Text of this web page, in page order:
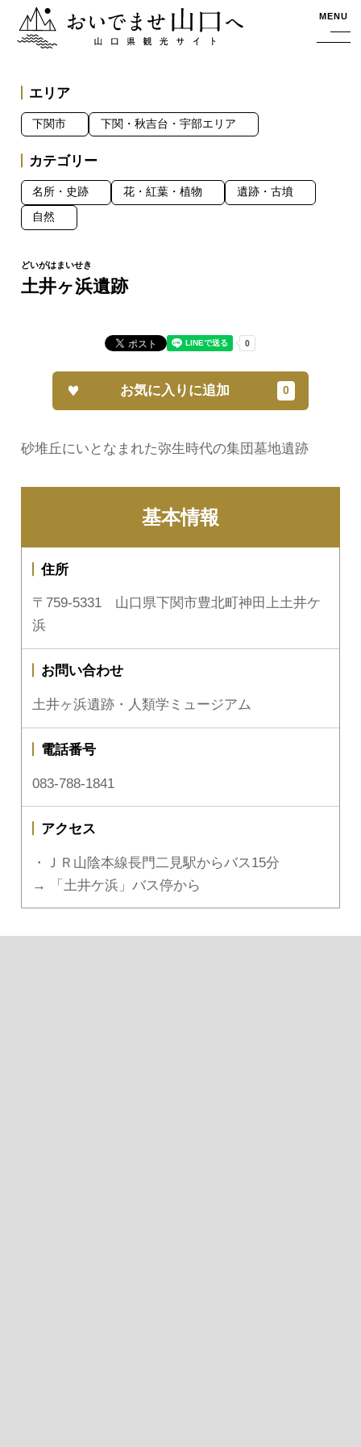
おいでませ山口へー山口県観光サイト MENU
土井ヶ浜遺跡
砂堆丘にいとなまれた弥生時代の集団墓地遺跡
お気に入りに追加
エリア
下関市 下関・秋吉台・宇部エリア
カテゴリー
名所・史跡 花・紅葉・植物 遺跡・古墳
自然
基本情報
住所
〒759-5331 山口県下関市豊北町神田上土井ケ
浜
お問い合わせ
土井ヶ浜遺跡・人類学ミュージアム
電話番号
083-788-1841
アクセス
・ＪＲ山陰本線長門二見駅からバス15分
→ 「土井ケ浜」バス停から